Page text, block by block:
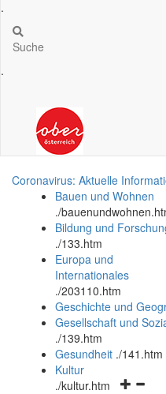
.
Suche
.
Coronavirus: Aktuelle
Bauen und Wohnen
./
Bildung und
./133.htm
Europa und
Internationales
./203110.htm
Geschichte und
Gesellschaft und
./139.htm
Gesundheit ./141.htm
Kultur
./kultur.htm